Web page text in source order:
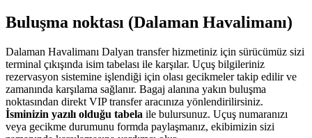
Buluşma noktası (Dalaman Havalimanı)
Dalaman Havalimanı Dalyan transfer hizmetiniz için sürücümüz sizi
terminal çıkışında isim tabelası ile karşılar. Uçuş bilgileriniz
rezervasyon sistemine işlendiği için olası gecikmeler takip edilir ve
zamanında karşılama sağlanır. Bagaj alanına yakın buluşma
noktasından direkt VIP transfer aracınıza yönlendirilirsiniz.
İsminizin yazılı olduğu tabela ile bulursunuz. Uçuş numaranızı
veya gecikme durumunu formda paylaşmanız, ekibimizin sizi